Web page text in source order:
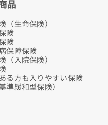
品
（生命保険）
険
険
保障保険
（入院保険）
る方も入りやすい保険
準緩和型保険）